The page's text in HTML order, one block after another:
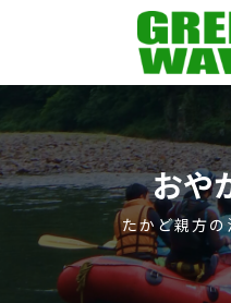
ス
キ
ッ
プ
ン
に
移
動
おや
たかど親方